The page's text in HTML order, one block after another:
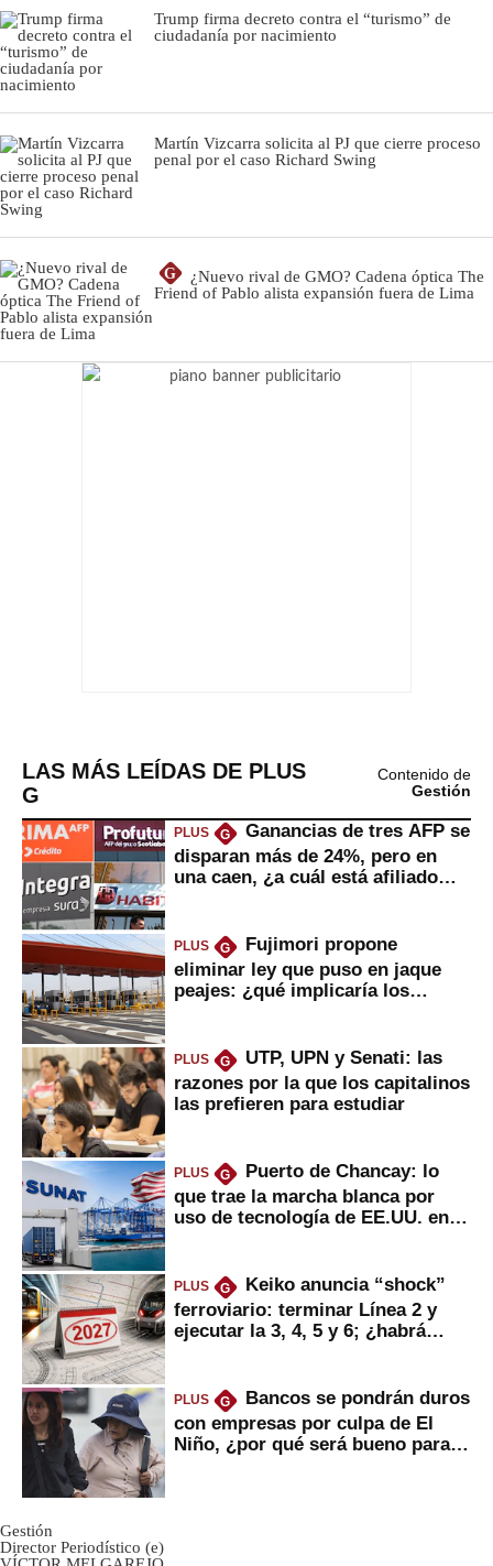
Trump firma decreto contra el “turismo” de
ciudadanía por nacimiento
Martín Vizcarra solicita al PJ que cierre proceso
penal por el caso Richard Swing
G
¿Nuevo rival de GMO? Cadena óptica The
Friend of Pablo alista expansión fuera de Lima
LAS MÁS LEÍDAS DE PLUS
G
Contenido de
Gestión
PLUS G
Ganancias de tres AFP se
disparan más de 24%, pero en
una caen, ¿a cuál está afiliado
PLUS G
Fujimori propone
eliminar ley que puso en jaque
peajes: ¿qué implicaría los
PLUS G
UTP, UPN y Senati: las
razones por la que los capitalinos
las prefieren para estudiar
PLUS G
Puerto de Chancay: lo
que trae la marcha blanca por
uso de tecnología de EE.UU. en
PLUS G
Keiko anuncia “shock”
ferroviario: terminar Línea 2 y
ejecutar la 3, 4, 5 y 6; ¿habrá
PLUS G
Bancos se pondrán duros
con empresas por culpa de El
Niño, ¿por qué será bueno para
Gestión
Director Periodístico (e)